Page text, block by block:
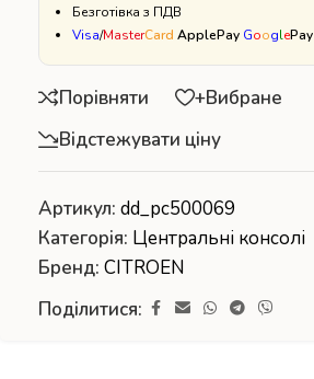
Безготівка з ПДВ
Visa/MasterCard ApplePay GooglePay
Порівняти
+Вибране
Відстежувати ціну
Артикул: dd_pc500069
Категорія: Центральні консолі
Бренд: CITROEN
Поділитися: